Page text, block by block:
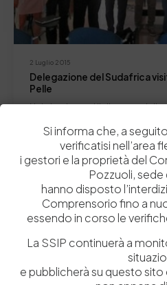
2 Luglio 2015
Delegazione del Sudafrica
Pelle
Nei giorni scorsi il distretto della
Admin_dev2
Lascia un commento
Il tuo indirizzo email non sarà
Si informa che, a
verificatisi nell’area
i gestori e la proprietà del
Pozzuoli, sede
hanno disposto
Comprensorio fino a
essendo in corso le
La SSIP continuerà a
e pubblicherà su questo